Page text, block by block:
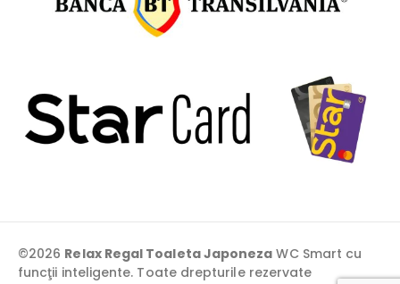
©2026 Relax Regal Toaleta Japoneza WC Smart cu
funcţii inteligente. Toate drepturile rezervate